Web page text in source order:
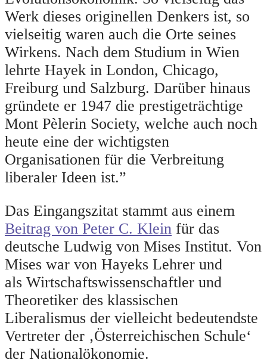
Werk dieses originellen Denkers ist, so
vielseitig waren auch die Orte seines
Wirkens. Nach dem Studium in Wien
lehrte Hayek in London, Chicago,
Freiburg und Salzburg. Darüber hinaus
gründete er 1947 die prestigeträchtige
Mont Pèlerin Society, welche auch noch
heute eine der wichtigsten
Organisationen für die Verbreitung
liberaler Ideen ist.”
Das Eingangszitat stammt aus einem
Beitrag von Peter C. Klein für das
deutsche Ludwig von Mises Institut. Von
Mises war von Hayeks Lehrer und
als Wirtschaftswissenschaftler und
Theoretiker des klassischen
Liberalismus der vielleicht bedeutendste
Vertreter der ‚Österreichischen Schule‘
der Nationalökonomie.